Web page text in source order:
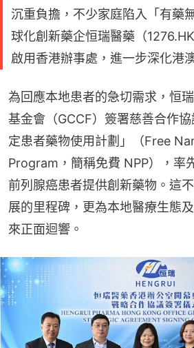
沉重負擔，不少家庭陷入「有藥
球化創新藥企恒瑞醫藥（
啟用香港辦事處，進一步深化港
為回應本地患者的急切需求，恒
基金會（GCCF）簽署慈善合作
定患者藥物使用計劃」（Free
Program，簡稱免費 NPP），率
前列腺癌患者提供創新藥物。這
展的里程碑，更為本地醫療生態
來正面迴響。